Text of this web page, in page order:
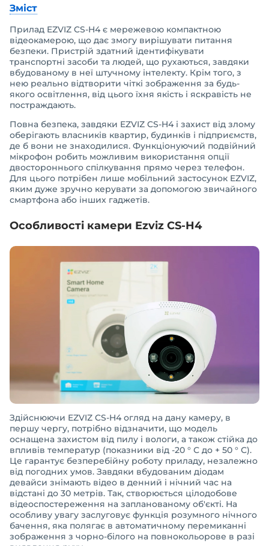
Зміст
Прилад EZVIZ CS-H4 є мережевою компактною
відеокамерою, що дає змогу вирішувати питання
безпеки. Пристрій здатний ідентифікувати
транспортні засоби та людей, що рухаються, завдяки
вбудованому в неї штучному інтелекту. Крім того, з
нею реально відтворити чіткі зображення за будь-
якого освітлення, від цього їхня якість і яскравість не
постраждають.
Повна безпека, завдяки EZVIZ CS-H4 і захист від злому
оберігають власників квартир, будинків і підприємств,
де б вони не знаходилися. Функціонуючий подвійний
мікрофон робить можливим використання опції
двостороннього спілкування прямо через телефон.
Для цього потрібен лише мобільний застосунок EZVIZ,
яким дуже зручно керувати за допомогою звичайного
смартфона або інших гаджетів.
Особливості камери Ezviz CS-H4
Здійснюючи EZVIZ CS-H4 огляд на дану камеру, в
першу чергу, потрібно відзначити, що модель
оснащена захистом від пилу і вологи, а також стійка до
впливів температур (показники від -20 ° С до + 50 ° С).
Це гарантує безперебійну роботу приладу, незалежно
від погодних умов. Завдяки вбудованим діодам
девайси знімають відео в денний і нічний час на
відстані до 30 метрів. Так, створюється цілодобове
відеоспостереження на запланованому об'єкті. На
особливу увагу заслуговує функція розумного нічного
бачення, яка полягає в автоматичному перемиканні
зображення з чорно-білого на повнокольорове в разі